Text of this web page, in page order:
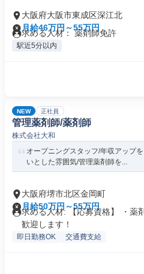
大阪府大阪市東成区深江北
月給46万円～55万円
求める人材： 薬剤師免許
駅近5分以内
NEW 正社員
管理薬剤師/薬剤師
株式会社大和
オープニングスタッフ/年収アップ
いとした雰囲気/管理薬剤師を...
大阪府堺市北区金岡町
月給50万円～55万円
求める人材: 【応募資格】 ・薬
歓迎します！
即日勤務OK 交通費支給